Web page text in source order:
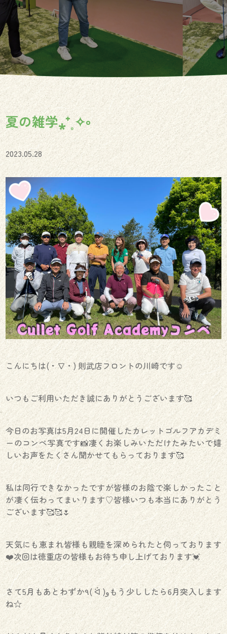
夏の雑学⁎⁺˳✧༚
2023.05.28
こんにちは(・∇・) 則武店フロントの川崎です☺︎
いつもご利用いただき誠にありがとうございます🥰
今日のお写真は5月24日に開催したカレットゴルフアカデミ
ーのコンペ写真です📸凄くお楽しみいただけたみたいで嬉
しいお声をたくさん聞かせてもらっております🥰
私は同行できなかったですが皆様のお陰で楽しかったこと
が凄く伝わってまいります♡皆様いつも本当にありがとう
ございます🥰🥰🌷
天気にも恵まれ皆様も親睦を深められたと伺っております
❤️次回は徳重店の皆様もお待ち申し上げております💓
さて5月もあとわずか٩( ᐛ )وもう少ししたら6月突入します
ね☆